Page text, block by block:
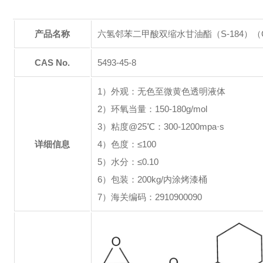
产品名称 六氢邻苯二甲酸双缩水甘油酯（S-184）（
CAS No. 5493-45-8
详细信息
1）外观：无色至微黄色透明液体
2）环氧当量：150-180g/mol
3）粘度@25℃：300-1200mpa·s
4）色度：≤100
5）水分：≤0.10
6）包装：200kg/内涂烤漆桶
7）海关编码：2910900090